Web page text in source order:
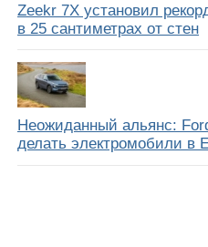
Zeekr 7X установил
в 25 сантиметрах от стен
Неожиданный альянс:
делать электромобили в